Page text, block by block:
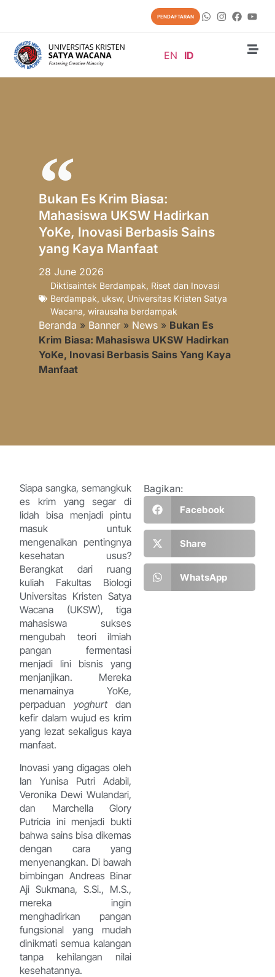
PENDAFTARAN
EN ID
Bukan Es Krim Biasa:
Mahasiswa UKSW Hadirkan
YoKe, Inovasi Berbasis Sains
yang Kaya Manfaat
28 June 2026
Diktisaintek Berdampak, Riset dan Inovasi
Berdampak, uksw, Universitas Kristen Satya
Wacana, wirausaha berdampak
Beranda » Banner» News» Bukan Es
Krim Biasa: Mahasiswa UKSW Hadirkan
YoKe, Inovasi Berbasis Sains Yang Kaya
Manfaat
Siapa sangka, semangkuk
es krim yang segar di
lidah bisa menjadi pintu
masuk untuk
mengenalkan pentingnya
kesehatan usus?
Berangkat dari ruang
kuliah Fakultas Biologi
Universitas Kristen Satya
Wacana (UKSW), tiga
mahasiswa sukses
mengubah teori ilmiah
pangan fermentasi
menjadi lini bisnis yang
menjanjikan. Mereka
menamainya YoKe,
perpaduan yoghurtdan
kefir dalam wujud es krim
yang lezat sekaligus kaya
manfaat.
Inovasi yang digagas oleh
Ian Yunisa Putri Adabil,
Veronika Dewi Wulandari,
dan Marchella Glory
Putricia ini menjadi bukti
bahwa sains bisa dikemas
dengan cara yang
menyenangkan. Di bawah
bimbingan Andreas Binar
Aji Sukmana, S.Si., M.S.,
mereka ingin
menghadirkan pangan
fungsional yang mudah
dinikmati semua kalangan
tanpa kehilangan nilai
kesehatannya.
Bagikan:
Facebook
Share
WhatsApp